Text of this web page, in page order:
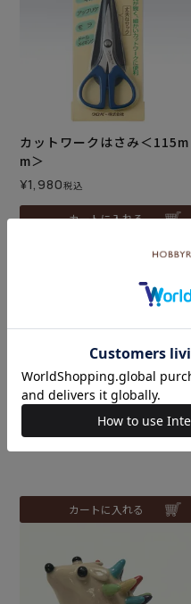
カットワークはさみ＜115m
m＞
¥1,980税込
カートに入れる
方眼定規＜30cm＞
カートに入れる